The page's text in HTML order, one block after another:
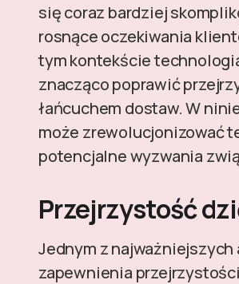
się coraz bardziej
rosnące oczekiwania
tym kontekście
znacząco poprawić
łańcuchem dostaw. W
może zrewolucjonizować
potencjalne wyzwania
Przejrzystość
Jednym z
zapewnienia